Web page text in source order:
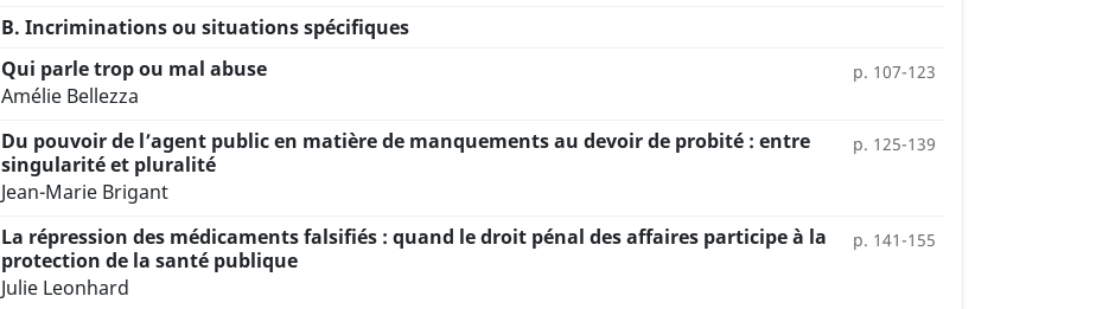
B. Incriminations ou situations spécifiques
Qui parle trop ou mal abuse
Amélie Bellezza
p. 107-123
Du pouvoir de l’agent public en matière de manquements au devoir de probité : entre
singularité et pluralité
Jean-Marie Brigant
p. 125-139
La répression des médicaments falsifiés : quand le droit pénal des affaires participe à la
protection de la santé publique
Julie Leonhard
p. 141-155